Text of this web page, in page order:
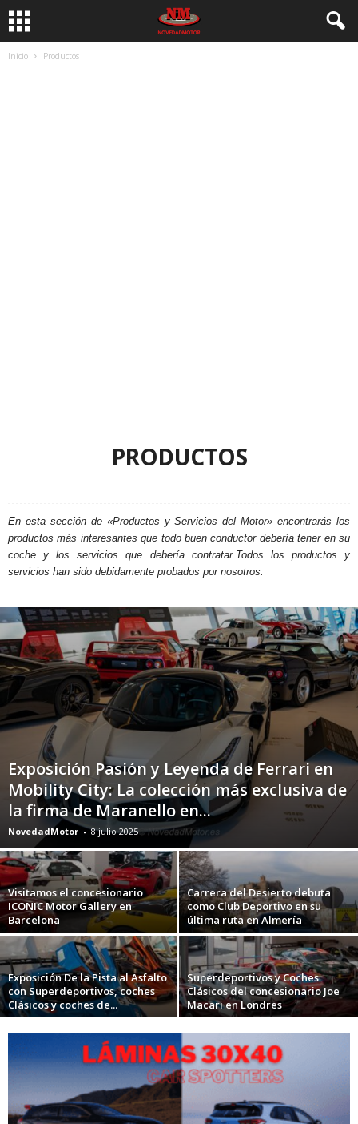
Inicio Productos
PRODUCTOS
En esta sección de «Productos y Servicios del Motor» encontrarás los
productos más interesantes que todo buen conductor debería tener en su
coche y los servicios que debería contratar.Todos los productos y
servicios han sido debidamente probados por nosotros.
Exposición Pasión y Leyenda de Ferrari en
Mobility City: La colección más exclusiva de
la firma de Maranello en...
NovedadMotor - 8 julio 2025
Visitamos el concesionario
ICONIC Motor Gallery en
Barcelona
Carrera del Desierto debuta
como Club Deportivo en su
última ruta en Almería
Exposición De la Pista al Asfalto
con Superdeportivos, coches
Clásicos y coches de...
Superdeportivos y Coches
Clásicos del concesionario Joe
Macari en Londres